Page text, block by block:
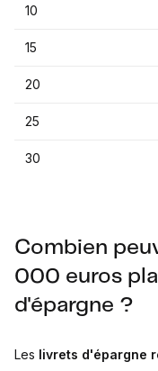
10
15
20
25
30
Combien
000 euros
d'épargne ?
Les livrets d'épargne